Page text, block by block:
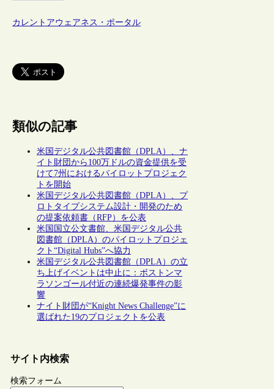
カレントアウェアネス・ポータル
類似の記事
米国デジタル公共図書館（DPLA）、ナ
イト財団から100万ドルの資金提供を受
けて7州におけるパイロットプロジェク
トを開始
米国デジタル公共図書館（DPLA）、プ
ロトタイプシステム設計・開発のため
の提案依頼書（RFP）を公表
米国国立公文書館、米国デジタル公共
図書館（DPLA）のパイロットプロジェ
クト“Digital Hubs”へ協力
米国デジタル公共図書館（DPLA）の立
ち上げイベントは中止に：ボストンマ
ラソンゴール付近の連続爆発事件の影
響
ナイト財団が“Knight News Challenge”に
選ばれた19のプロジェクトを公表
サイト内検索
検索フォーム